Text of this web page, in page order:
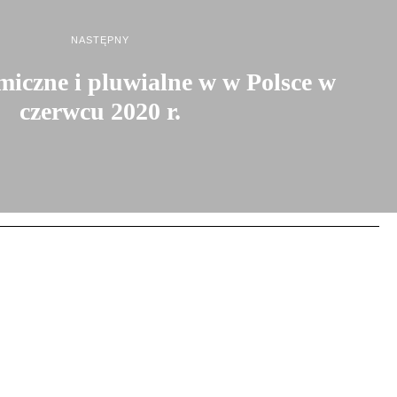
NASTĘPNY
i pluwialne w w Polsce w
czerwcu 2020 r.